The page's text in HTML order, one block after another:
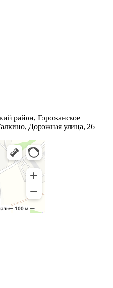
район, Горожанское
Дорожная улица, 26